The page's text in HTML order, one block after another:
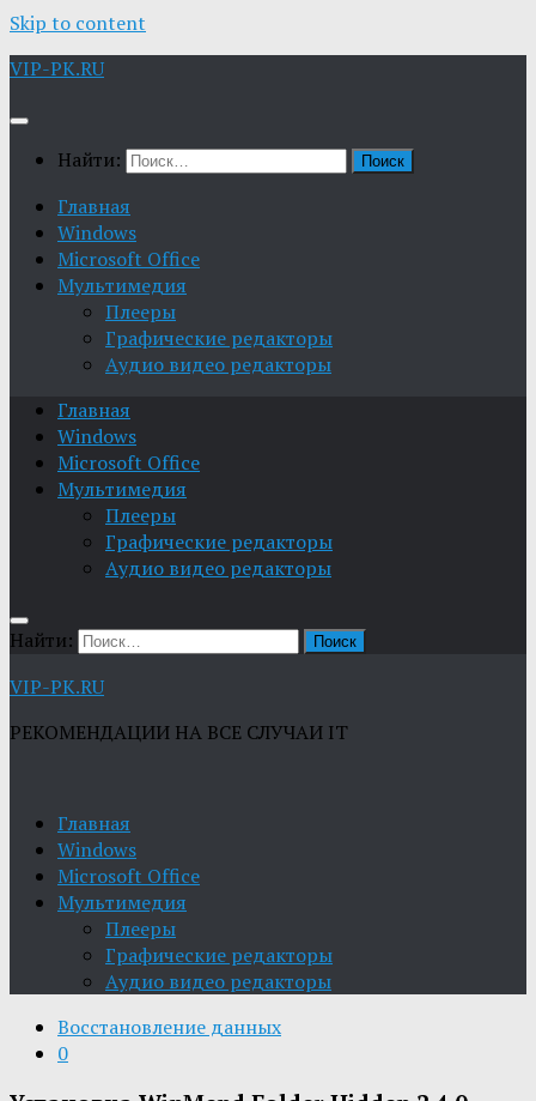
Skip to content
VIP-PK.RU
Найти:
Главная
Windows
Microsoft Office
Мультимедия
Плееры
Графические редакторы
Aудио видео редакторы
Главная
Windows
Microsoft Office
Мультимедия
Плееры
Графические редакторы
Aудио видео редакторы
Найти:
VIP-PK.RU
РЕКОМЕНДАЦИИ НА ВСЕ СЛУЧАИ IT
Главная
Windows
Microsoft Office
Мультимедия
Плееры
Графические редакторы
Aудио видео редакторы
Восстановление данных
0